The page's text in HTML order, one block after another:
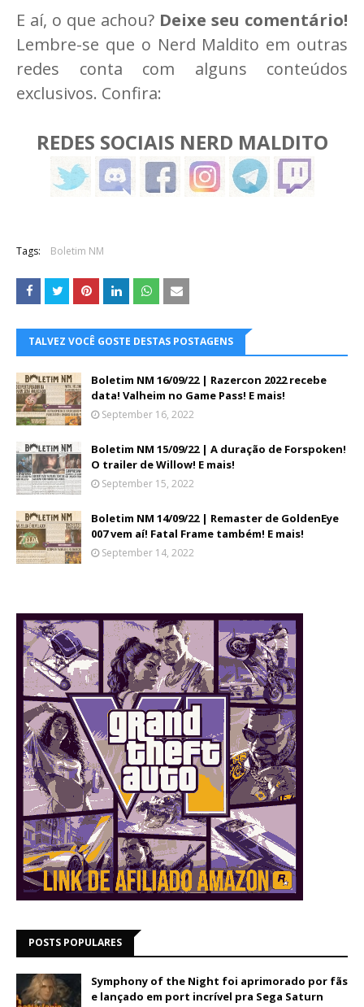
E aí, o que achou? Deixe seu comentário!
Lembre-se que o Nerd Maldito em outras
redes conta com alguns conteúdos
exclusivos. Confira:
REDES SOCIAIS NERD MALDITO
Tags: Boletim NM
TALVEZ VOCÊ GOSTE DESTAS POSTAGENS
Boletim NM 16/09/22 | Razercon 2022 recebe
data! Valheim no Game Pass! E mais!
September 16, 2022
Boletim NM 15/09/22 | A duração de Forspoken!
O trailer de Willow! E mais!
September 15, 2022
Boletim NM 14/09/22 | Remaster de GoldenEye
007 vem aí! Fatal Frame também! E mais!
September 14, 2022
POSTS POPULARES
Symphony of the Night foi aprimorado por fãs
e lançado em port incrível pra Sega Saturn